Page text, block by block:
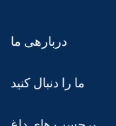
دربارهی ما
ما را دنبال کنید